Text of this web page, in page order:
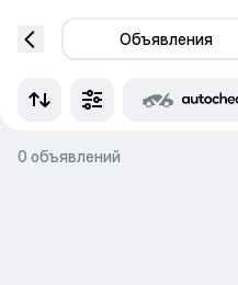
Объявления
0 объявлений